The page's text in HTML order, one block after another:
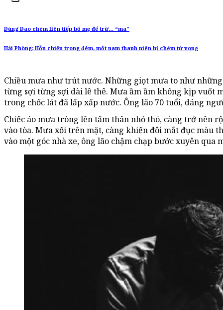
Dùng Dao chém liên tiếp bố mẹ để trừ… “ma”
Hải Phòng: Hỗn chiến trong đêm, một nam thanh niên bị chém tử vong
Chiều mưa như trút nước. Những giọt mưa to như
từng sợi từng sợi dài lê thê. Mưa ầm ầm không kịp vuốt
trong chốc lát đã lấp xấp nước. Ông lão 70 tuổi, dáng
Chiếc áo mưa tròng lên tấm thân nhỏ thó, càng trở nên
vào tòa. Mưa xối trên mặt, càng khiến đôi mắt đục màu
vào một góc nhà xe, ông lão chậm chạp bước xuyên qua